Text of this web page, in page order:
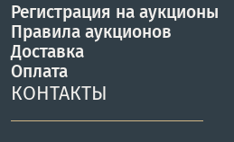
Регистрация на аукционы
Правила аукционов
Доставка
Оплата
КОНТАКТЫ